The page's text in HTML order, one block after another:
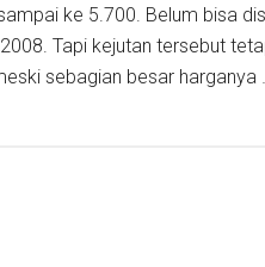
ke 5.700. Belum bisa
Tapi kejutan tersebut
sebagian besar harganya